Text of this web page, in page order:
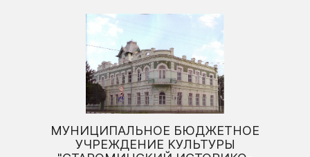
МУНИЦИПАЛЬНОЕ БЮДЖЕТНОЕ
УЧРЕЖДЕНИЕ КУЛЬТУРЫ